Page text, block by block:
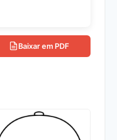
Baixar em PDF